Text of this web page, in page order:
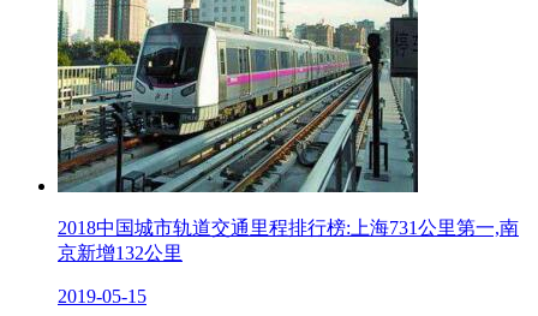
2018中国城市轨道交通里程排行榜:上海731公里第一,南
京新增132公里
2019-05-15